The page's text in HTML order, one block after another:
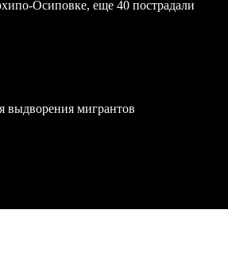
Осиповке, еще 40 пострадали
выдворения мигрантов